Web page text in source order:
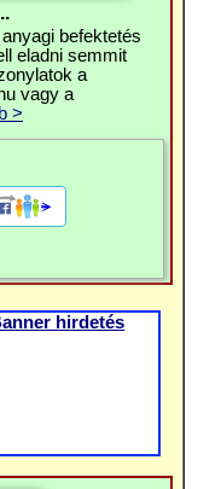
befektetés
eladni semmit
a
vagy a
>
hirdetés